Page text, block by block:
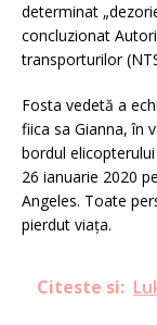
determinat
concluzionat
transporturilor
Fosta vedetă a
fiica sa Gianna, în
bordul
26 ianuarie 2020
Angeles. Toate
pierdut viaţa.
Citeste si: